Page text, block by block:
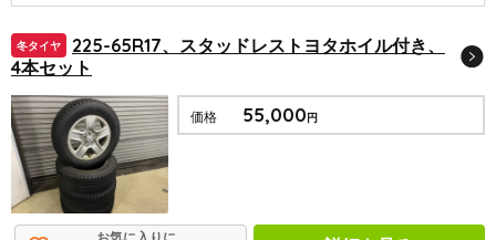
冬タイヤ
225-65R17、スタッドレストヨタホイル付き、
4本セット
価格 55,000円